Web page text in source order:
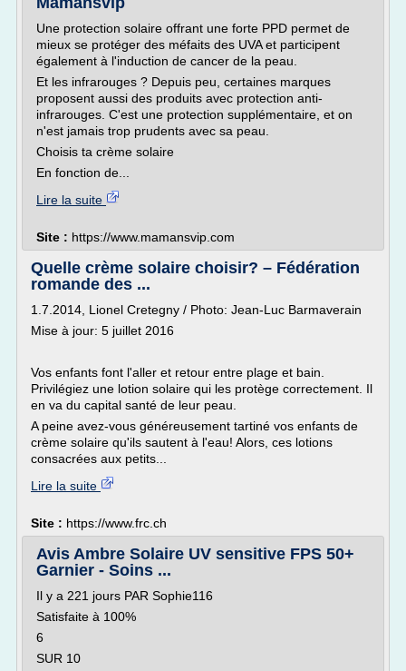
Une protection solaire offrant une forte PPD permet de
mieux se protéger des méfaits des UVA et participent
également à l'induction de cancer de la peau.
Et les infrarouges ? Depuis peu, certaines marques
proposent aussi des produits avec protection anti-
infrarouges. C'est une protection supplémentaire, et on
n'est jamais trop prudents avec sa peau.
Choisis ta crème solaire
En fonction de...
Lire la suite
Site : https://www.mamansvip.com
Quelle crème solaire choisir? – Fédération
romande des ...
1.7.2014, Lionel Cretegny / Photo: Jean-Luc Barmaverain
Mise à jour: 5 juillet 2016
Vos enfants font l'aller et retour entre plage et bain.
Privilégiez une lotion solaire qui les protège correctement. Il
en va du capital santé de leur peau.
A peine avez-vous généreusement tartiné vos enfants de
crème solaire qu'ils sautent à l'eau! Alors, ces lotions
consacrées aux petits...
Lire la suite
Site : https://www.frc.ch
Avis Ambre Solaire UV sensitive FPS 50+
Garnier - Soins ...
Il y a 221 jours PAR Sophie116
Satisfaite à 100%
6
SUR 10